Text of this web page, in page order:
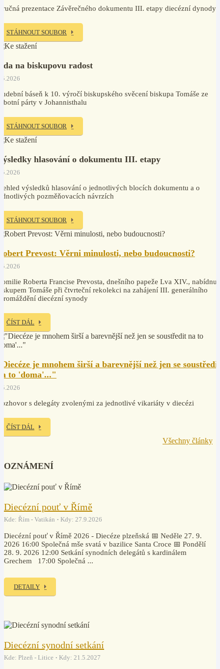
prezentace Závěrečného dokumentu III. etapy diecézní dynody
STÁHNOUT SOUBOR
na biskupovu radost
báseň k 10. výročí biskupského svěcení biskupa Tomáše ze
párty v Johannisthalu
STÁHNOUT SOUBOR
hlasování o dokumentu III. etapy
výsledků hlasování o jednotlivých blocích dokumentu a o
pozměňovacích návrzích
STÁHNOUT SOUBOR
Prevost: Věrni minulosti, nebo budoucnosti?
Roberta Francise Prevosta, dnešního papeže Lva XIV.,
Tomáše při čtvrteční rekolekci na zahájení III. generálního
diecézní synody
ČÍST DÁL
je mnohem širší a barevnější než jen se soustředit
to 'doma'..."
s delegáty zvolenými za jednotlivé vikariáty v diecézi
ČÍST DÁL
Všechny články
OZNÁMENÍ
Diecézní pouť v Římě
Kde: Řím - Vatikán Kdy: 27.9.2026
Diecézní pouť v Římě 2026 - Diecéze plzeňská 📅 Neděle 27. 9.
2026 16:00 Společná mše svatá v bazilice Santa Croce 📅 Pondělí
28. 9. 2026 12:00 Setkání synodních delegátů s kardinálem
Grechem 17:00 Společná ...
DETAILY
Diecézní synodní setkání
Kde: Plzeň - Litice Kdy: 21.5.2027